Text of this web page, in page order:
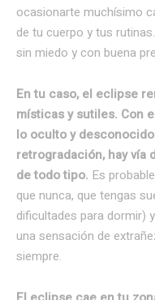
ocasionarte muchísimo
de tu cuerpo y tus
sin miedo y con buena
En tu caso, el eclipse
místicas y sutiles. Con
lo oculto y
retrogradación, hay vía
de todo tipo. Es
que nunca, que tengas
dificultades para dormir)
una sensación de
siempre.